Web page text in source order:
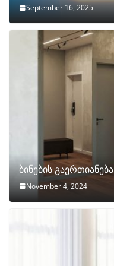
September 16, 2025
ბინების გაერთიანება
November 4, 2024